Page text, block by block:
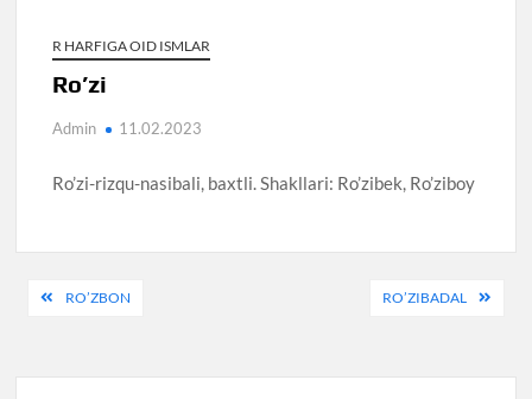
R HARFIGA OID ISMLAR
Ro’zi
Admin 11.02.2023
Ro’zi-rizqu-nasibali, baxtli. Shakllari: Ro’zibek, Ro’ziboy
PostRO’ZBON RO’ZIBADAL